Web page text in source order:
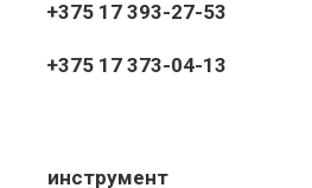
+375 17 393-27-53
+375 17 373-04-13
инструмент